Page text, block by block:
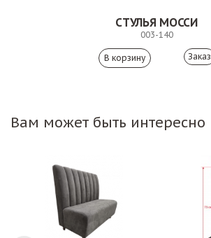
СТУЛЬЯ МОССИ
003-140
Заказ
Вам может быть интересно